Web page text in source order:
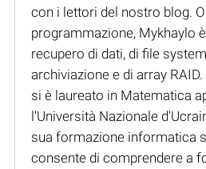
con i lettori del nostro blog.
programmazione, Mykhaylo
recupero di dati, di file
archiviazione e di array
si è laureato in Matematica
l'Università Nazionale
sua formazione informatica
consente di comprendere a